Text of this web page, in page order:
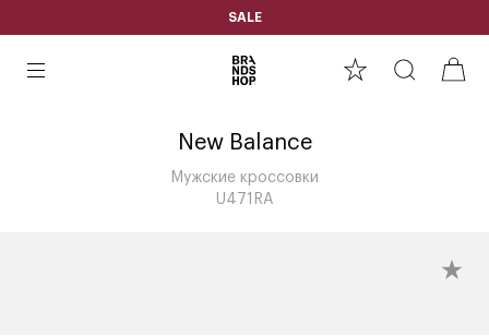
SALE
New Balance
Мужские кроссовки
U471RA